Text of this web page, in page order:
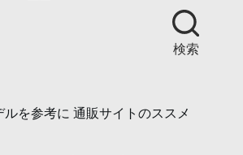
検索
ルを参考に 通販サイトのススメ